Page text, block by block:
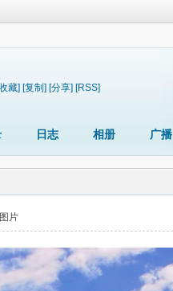
藏] [复制] [分享] [RSS]
日志 相册 广播
片